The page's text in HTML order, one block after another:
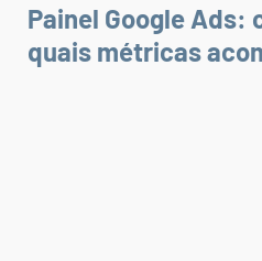
Painel Google Ads:
quais métricas